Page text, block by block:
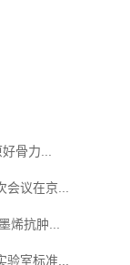
骨力...
会议在京...
烯抗肿...
验室标准...